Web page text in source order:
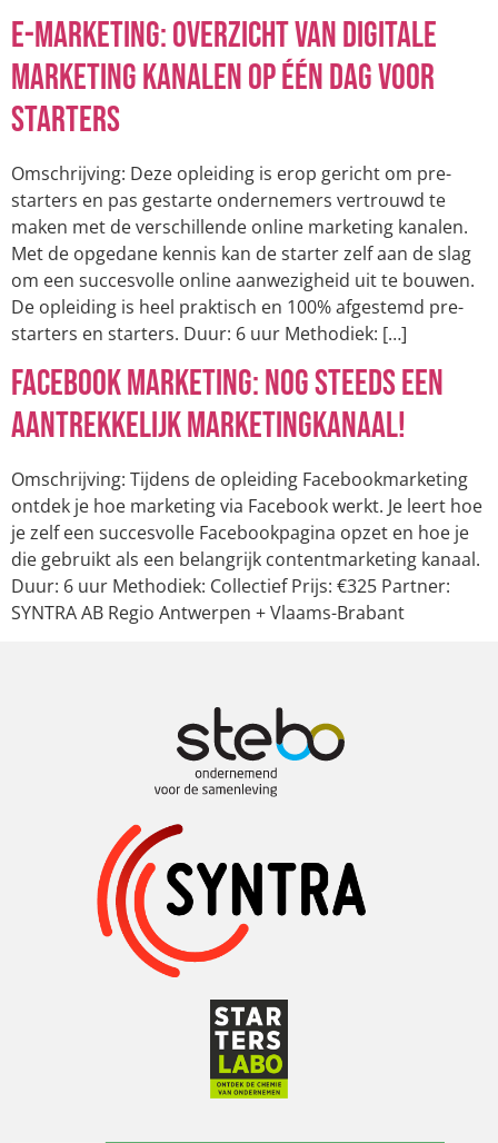
E-marketing: overzicht van digitale
marketing kanalen op één dag voor
starters
Omschrijving: Deze opleiding is erop gericht om pre-
starters en pas gestarte ondernemers vertrouwd te
maken met de verschillende online marketing kanalen.
Met de opgedane kennis kan de starter zelf aan de slag
om een succesvolle online aanwezigheid uit te bouwen.
De opleiding is heel praktisch en 100% afgestemd pre-
starters en starters. Duur: 6 uur Methodiek: […]
Facebook marketing: nog steeds een
aantrekkelijk marketingkanaal!
Omschrijving: Tijdens de opleiding Facebookmarketing
ontdek je hoe marketing via Facebook werkt. Je leert hoe
je zelf een succesvolle Facebookpagina opzet en hoe je
die gebruikt als een belangrijk contentmarketing kanaal.
Duur: 6 uur Methodiek: Collectief Prijs: €325 Partner:
SYNTRA AB Regio Antwerpen + Vlaams-Brabant